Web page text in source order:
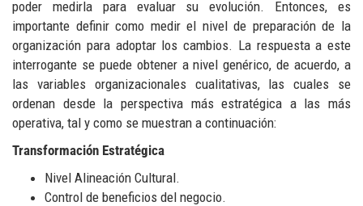
poder medirla para evaluar su evolución. Entonces, es
importante definir como medir el nivel de preparación de la
organización para adoptar los cambios. La respuesta a este
interrogante se puede obtener a nivel genérico, de acuerdo, a
las variables organizacionales cualitativas, las cuales se
ordenan desde la perspectiva más estratégica a las más
operativa, tal y como se muestran a continuación:
Transformación Estratégica
Nivel Alineación Cultural.
Control de beneficios del negocio.